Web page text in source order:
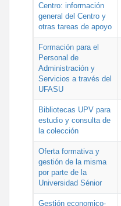
Centro: información
general del Centro y
otras tareas de apoyo
Formación para el
Personal de
Administración y
Servicios a través del
UFASU
Bibliotecas UPV para
estudio y consulta de
la colección
Oferta formativa y
gestión de la misma
por parte de la
Universidad Sénior
Gestión economico-